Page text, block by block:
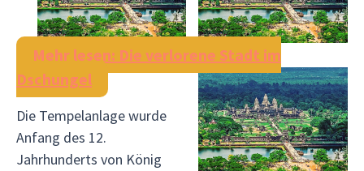
Mehr lesen: Die verlorene Stadt im
Dschungel
Die Tempelanlage wurde
Anfang des 12.
Jahrhunderts von König